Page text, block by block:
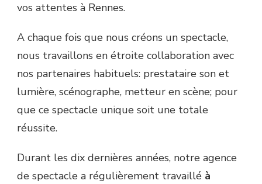
vos attentes à Rennes.
A chaque fois que nous créons un spectacle,
nous travaillons en étroite collaboration avec
nos partenaires habituels: prestataire son et
lumière, scénographe, metteur en scène; pour
que ce spectacle unique soit une totale
réussite.
Durant les dix dernières années, notre agence
de spectacle a régulièrement travaillé à